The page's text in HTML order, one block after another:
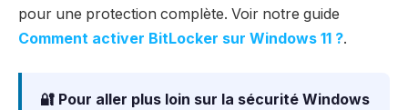
pour une protection complète. Voir notre guide
Comment activer BitLocker sur Windows 11 ?.
🔐 Pour aller plus loin sur la sécurité Windows